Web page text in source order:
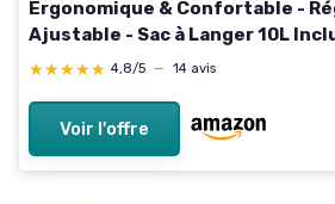
Ergonomique & Confortable -
Ajustable - Sac à Langer 10L
★★★★★
★★★★★ 4,8/5 — 14 avis
Voir l'offre